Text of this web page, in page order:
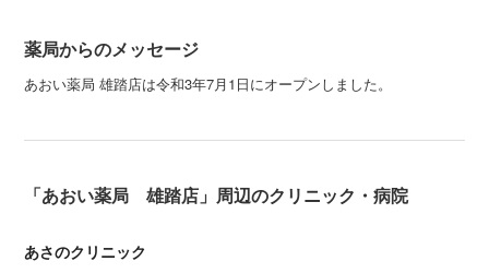
薬局からのメッセージ
あおい薬局 雄踏店は令和3年7月1日にオープンしました。
「あおい薬局 雄踏店」周辺のクリニック・病院
あさのクリニック